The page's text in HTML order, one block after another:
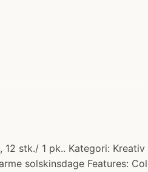
12 stk./ 1 pk.. Kategori:
solskinsdage Features: